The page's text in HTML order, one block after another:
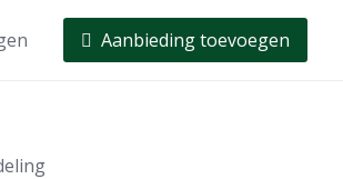
Aanbieding toevoegen